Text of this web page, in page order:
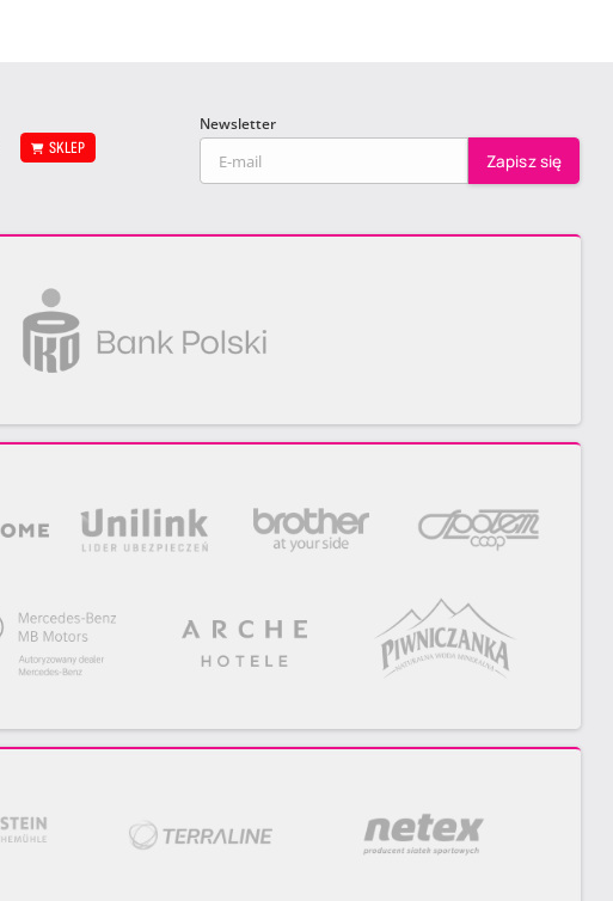
SKLEP
Newsletter